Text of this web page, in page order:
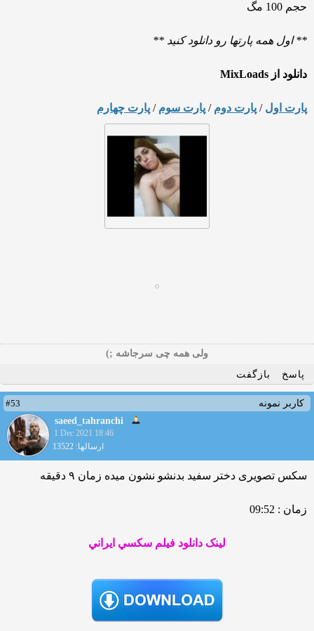
حجم 100 مگ
** اول همه پارتها رو دانلود کنید **
دانلود از MixLoads
پارت اول / پارت دوم / پارت سوم / پارت چهارم
ولی همه چی سرجاشه ;)
پاسخ
بازگفت
کاربر نمونه
#53
saeed_tahranchi
1 Dec 2021 18:46
ارسالها: 13522
سکس تصویری دختر سفید بدنشو نشون میده زمان ۹ دقیقه
زمان : 09:52
لينک دانلود فيلم سکسي ايراني